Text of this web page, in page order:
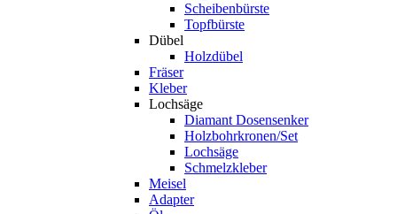
Scheibenbürste
Topfbürste
Dübel
Holzdübel
Fräser
Kleber
Lochsäge
Diamant Dosensenker
Holzbohrkronen/Set
Lochsäge
Schmelzkleber
Meisel
Adapter